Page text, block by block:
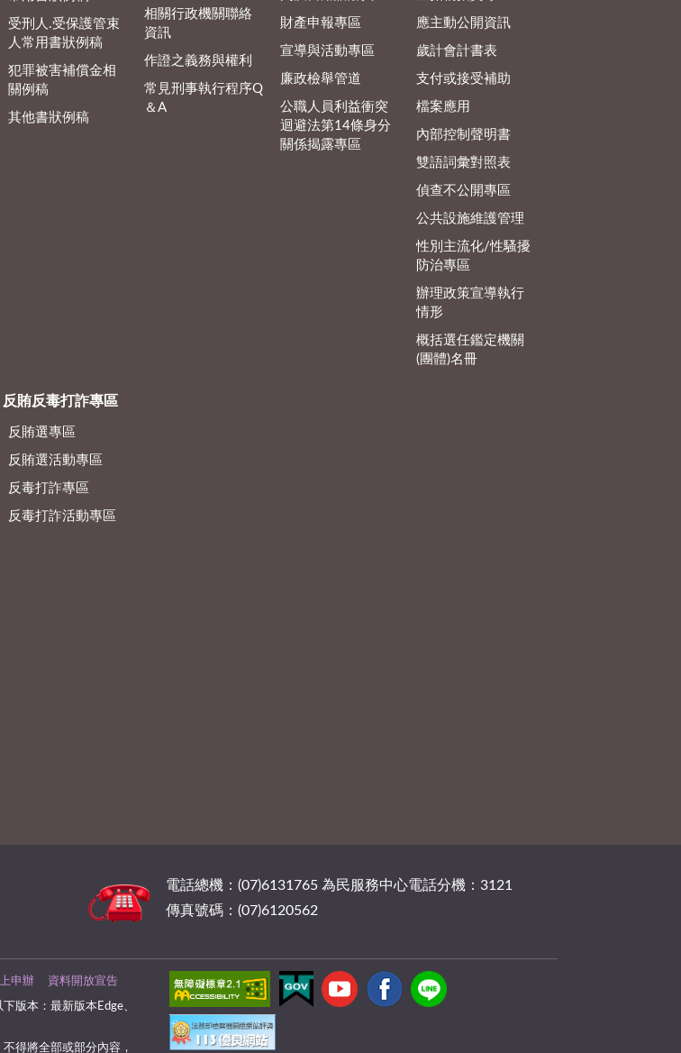
受刑人.受保護管束
人常用書狀例稿
犯罪被害補償金相
關例稿
其他書狀例稿
相關行政機關聯絡
資訊
作證之義務與權利
常見刑事執行程序Q
＆A
財產申報專區
宣導與活動專區
廉政檢舉管道
公職人員利益衝突
迴避法第14條身分
關係揭露專區
應主動公開資訊
歲計會計書表
支付或接受補助
檔案應用
內部控制聲明書
雙語詞彙對照表
偵查不公開專區
公共設施維護管理
性別主流化/性騷擾
防治專區
辦理政策宣導執行
情形
概括選任鑑定機關
(團體)名冊
反賄反毒打詐專區
反賄選專區
反賄選活動專區
反毒打詐專區
反毒打詐活動專區
電話總機：(07)6131765 為民服務中心電話分機：3121
傳真號碼：(07)6120562
申辦 資料開放宣告
版本：最新版本Edge、
得將全部或部分內容，